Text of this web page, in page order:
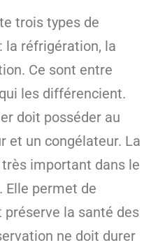
trois types de
la réfrigération, la
Ce sont entre
les différencient.
doit posséder au
et un congélateur. La
important dans le
Elle permet de
la santé des
ne doit durer